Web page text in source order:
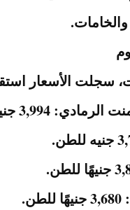
والخامات.
سجلت الأسعار
3,994 جنيهًا للطن.